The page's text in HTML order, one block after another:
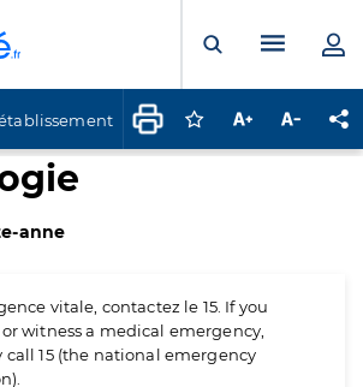
Ouvrir laMenu
Connectez-vous
Augmenter la
anne
vitale, contactez le 15. If you
witness a medical emergency,
15 (the national emergency